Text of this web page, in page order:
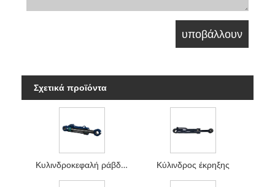
Σχετικά προϊόντα
Κυλινδροκεφαλή ράβδου εκσκαφέας Κύλινδρος έκρηξης